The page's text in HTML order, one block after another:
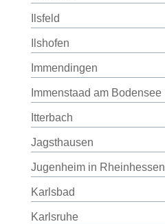
Ilsfeld
Ilshofen
Immendingen
Immenstaad am Bodensee
Itterbach
Jagsthausen
Jugenheim in Rheinhessen
Karlsbad
Karlsruhe